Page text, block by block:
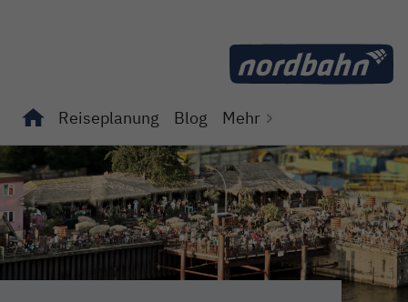
Reiseplanung
Unterseiten von "Reiseplanung" anzeigen
Blog
Unterseiten von "Blog" anzeigen
Mehr